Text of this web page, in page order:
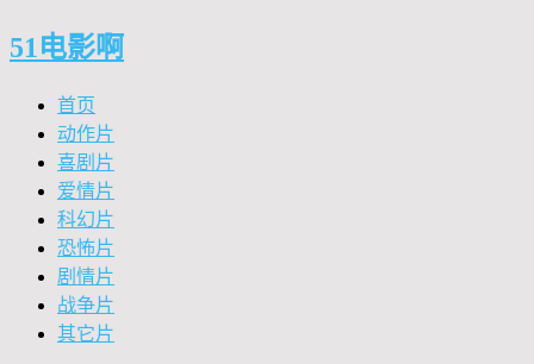
51电影啊
首页
动作片
喜剧片
爱情片
科幻片
恐怖片
剧情片
战争片
其它片